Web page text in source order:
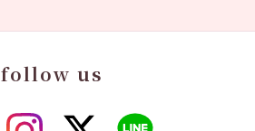
follow us